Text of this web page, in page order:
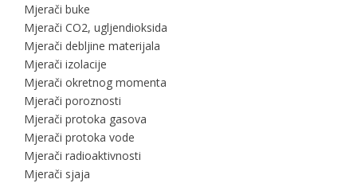
Mjerači buke
Mjerači CO2, ugljendioksida
Mjerači debljine materijala
Mjerači izolacije
Mjerači okretnog momenta
Mjerači poroznosti
Mjerači protoka gasova
Mjerači protoka vode
Mjerači radioaktivnosti
Mjerači sjaja